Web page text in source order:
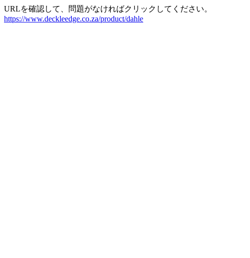
URLを確認して、問題がなければクリックしてください。
https://www.deckleedge.co.za/product/dahle